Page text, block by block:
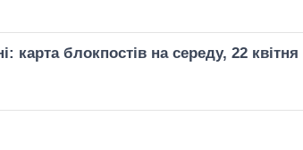
карта блокпостів на середу, 22 квітня